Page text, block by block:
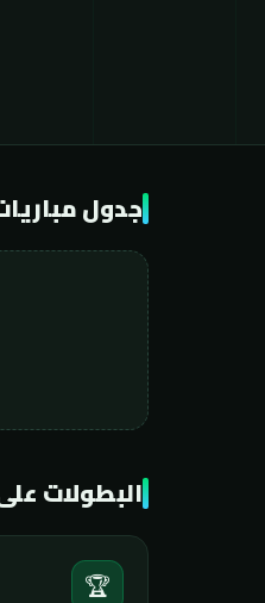
جدول
البطولات
🏆